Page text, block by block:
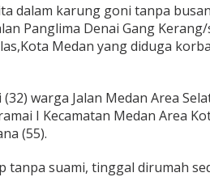
dalam karung goni tanpa
Panglima Denai Gang
Medan yang diduga
warga Jalan Medan Area
I Kecamatan Medan Area
(55).
tanpa suami, tinggal dirumah